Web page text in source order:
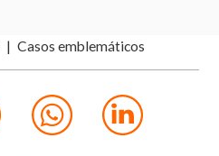
Casos emblemáticos